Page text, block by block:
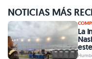
NOTICIAS MÁS
La